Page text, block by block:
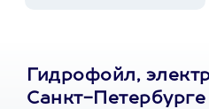
Гидрофойл,
Санкт-